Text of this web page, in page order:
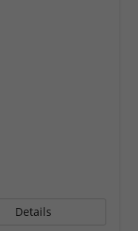
Details